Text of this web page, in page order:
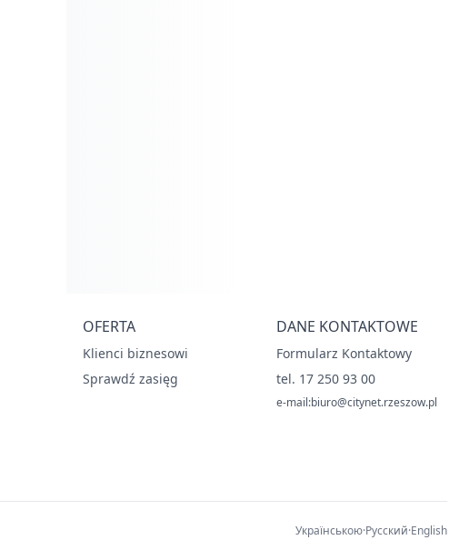
OFERTA
Klienci biznesowi
Sprawdź zasięg
DANE KONTAKTOWE
Formularz Kontaktowy
tel. 17 250 93 00
e-mail:biuro@citynet.rzeszow.pl
Українською·Русский·English